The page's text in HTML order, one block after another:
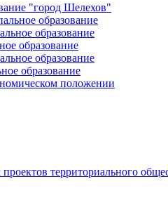
"город Шелехов"
образование
образование
образование
образование
образование
положении
территориального